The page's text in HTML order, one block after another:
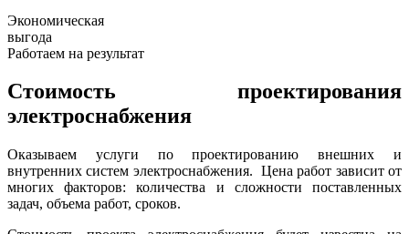
Экономическая
выгода
Работаем на результат
Стоимость проектирования
электроснабжения
Оказываем услуги по проектированию внешних и
внутренних систем электроснабжения. Цена работ зависит от
многих факторов: количества и сложности поставленных
задач, объема работ, сроков.